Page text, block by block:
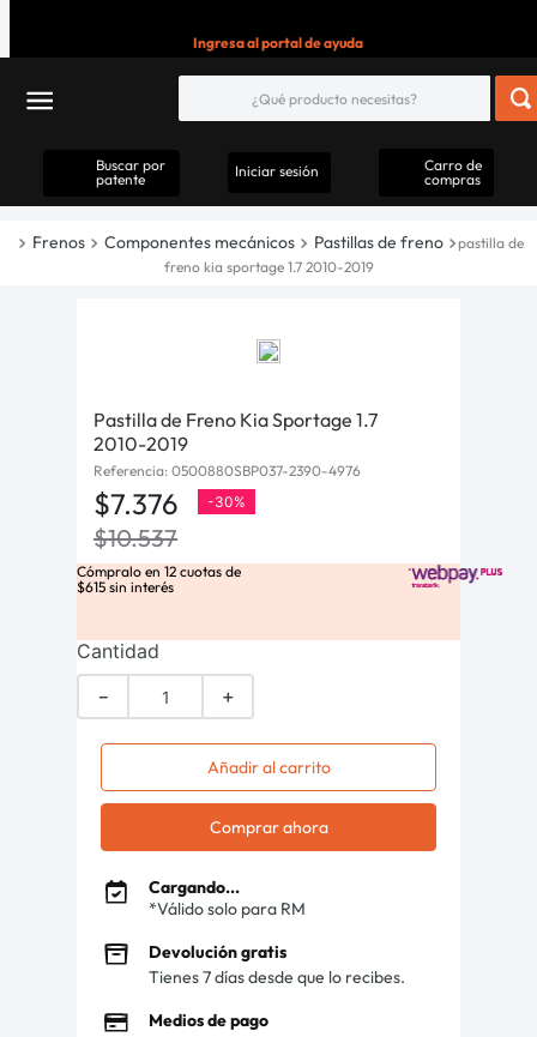
Ingresa al portal de ayuda
Buscar por
patente
Iniciar sesión
Carro de
compras
Frenos Componentes mecánicos Pastillas de freno
pastilla de
freno kia sportage 1.7 2010-2019
Pastilla de Freno Kia Sportage 1.7
2010-2019
Referencia: 0500880SBP037-2390-4976
$7.376 -30%
$10.537
Cómpralo en 12 cuotas de
$615 sin interés
Cantidad
＋
－
Añadir al carrito
Comprar ahora
Cargando...
*Válido solo para RM
Devolución gratis
Tienes 7 días desde que lo recibes.
Medios de pago